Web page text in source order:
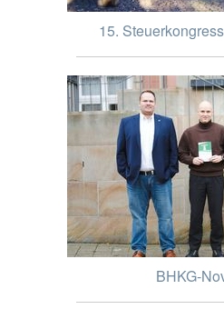
15.
BHKG-